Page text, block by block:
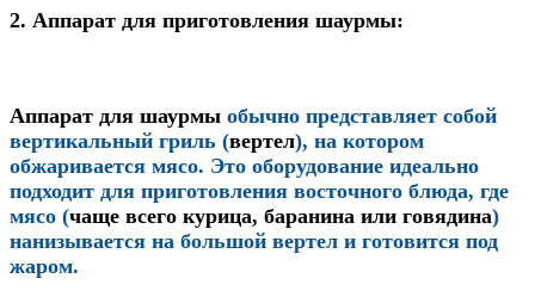
2. Аппарат для приготовления шаурмы:
Аппарат для шаурмы обычно представляет собой
вертикальный гриль (вертел), на котором
обжаривается мясо. Это оборудование идеально
подходит для приготовления восточного блюда, где
мясо (чаще всего курица, баранина или говядина)
нанизывается на большой вертел и готовится под
жаром.